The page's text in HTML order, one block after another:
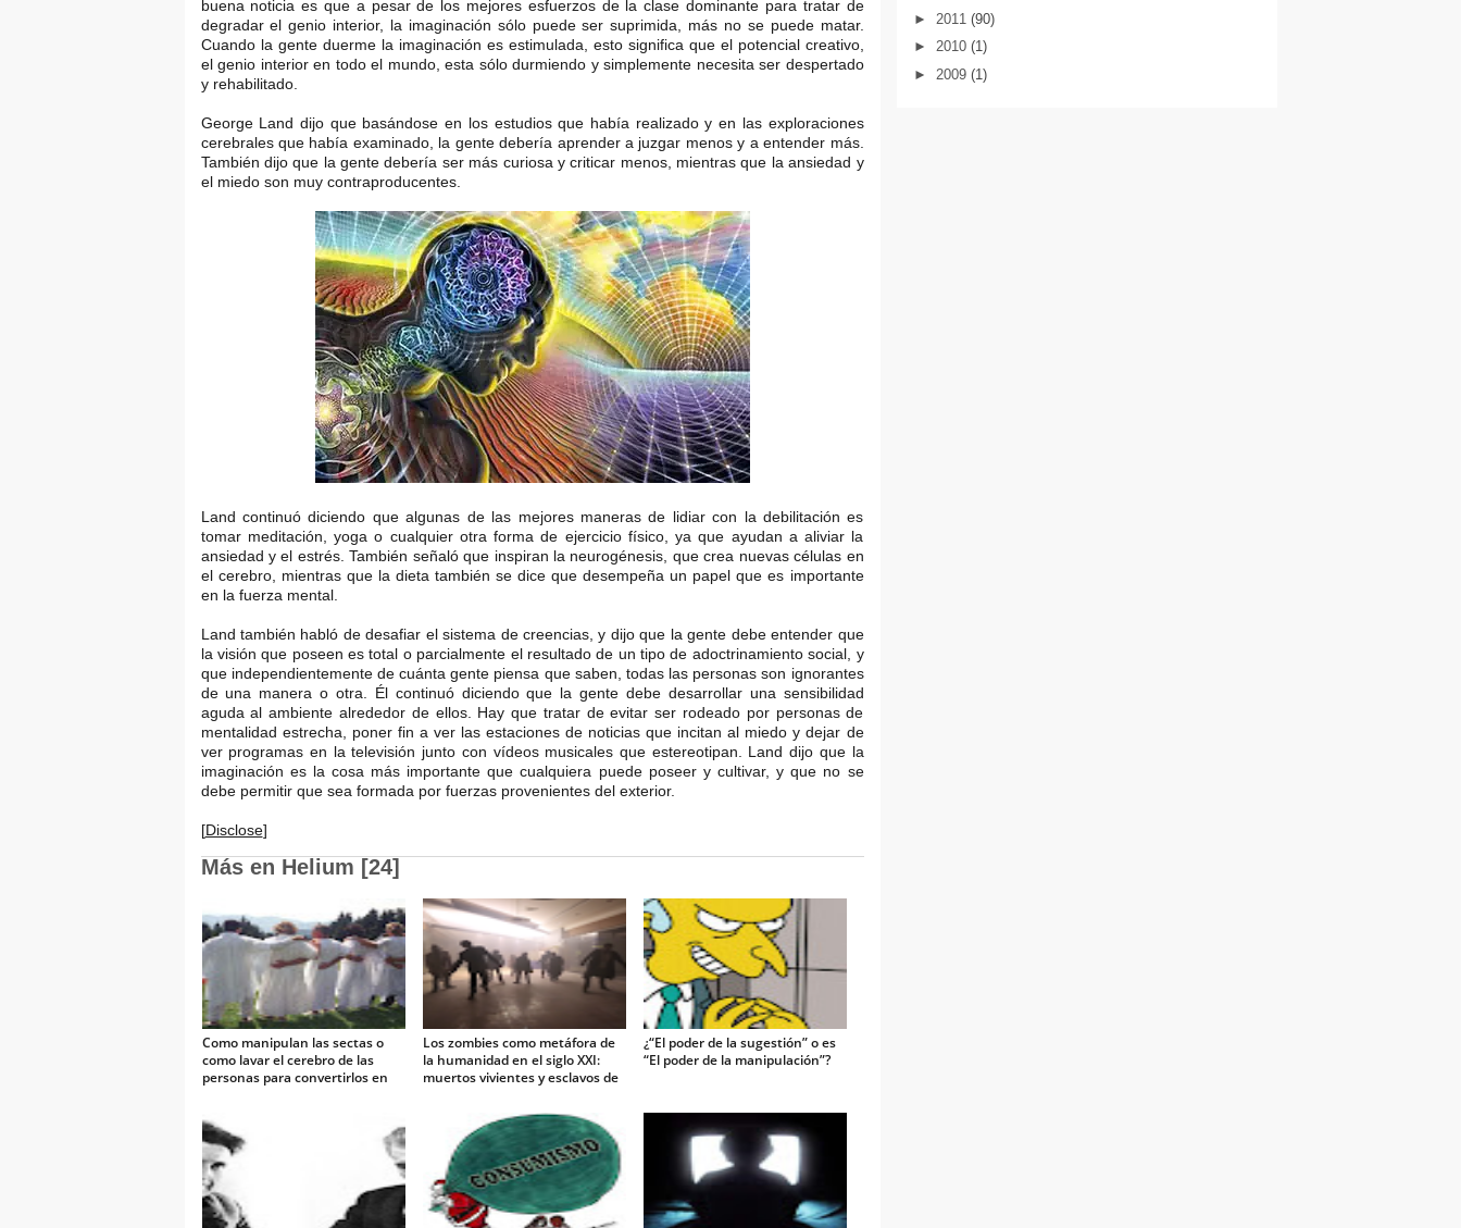
buena noticia es que a pesar de los mejores esfuerzos de la clase dominante para tratar de
degradar el genio interior, la imaginación sólo puede ser suprimida, más no se puede matar.
Cuando la gente duerme la imaginación es estimulada, esto significa que el potencial creativo,
el genio interior en todo el mundo, esta sólo durmiendo y simplemente necesita ser despertado
y rehabilitado.
George Land dijo que basándose en los estudios que había realizado y en las exploraciones
cerebrales que había examinado, la gente debería aprender a juzgar menos y a entender más.
También dijo que la gente debería ser más curiosa y criticar menos, mientras que la ansiedad y
el miedo son muy contraproducentes.
Land continuó diciendo que algunas de las mejores maneras de lidiar con la debilitación es
tomar meditación, yoga o cualquier otra forma de ejercicio físico, ya que ayudan a aliviar la
ansiedad y el estrés. También señaló que inspiran la neurogénesis, que crea nuevas células en
el cerebro, mientras que la dieta también se dice que desempeña un papel que es importante
en la fuerza mental.
Land también habló de desafiar el sistema de creencias, y dijo que la gente debe entender que
la visión que poseen es total o parcialmente el resultado de un tipo de adoctrinamiento social, y
que independientemente de cuánta gente piensa que saben, todas las personas son ignorantes
de una manera o otra. Él continuó diciendo que la gente debe desarrollar una sensibilidad
aguda al ambiente alrededor de ellos. Hay que tratar de evitar ser rodeado por personas de
mentalidad estrecha, poner fin a ver las estaciones de noticias que incitan al miedo y dejar de
ver programas en la televisión junto con vídeos musicales que estereotipan. Land dijo que la
imaginación es la cosa más importante que cualquiera puede poseer y cultivar, y que no se
debe permitir que sea formada por fuerzas provenientes del exterior.
[Disclose]
Más en Helium [24]
Como manipulan las sectas o
como lavar el cerebro de las
personas para convertirlos en
Los zombies como metáfora de
la humanidad en el siglo XXI:
muertos vivientes y esclavos de
¿“El poder de la sugestión” o es
“El poder de la manipulación”?
► 2011 (90)
► 2010 (1)
► 2009 (1)